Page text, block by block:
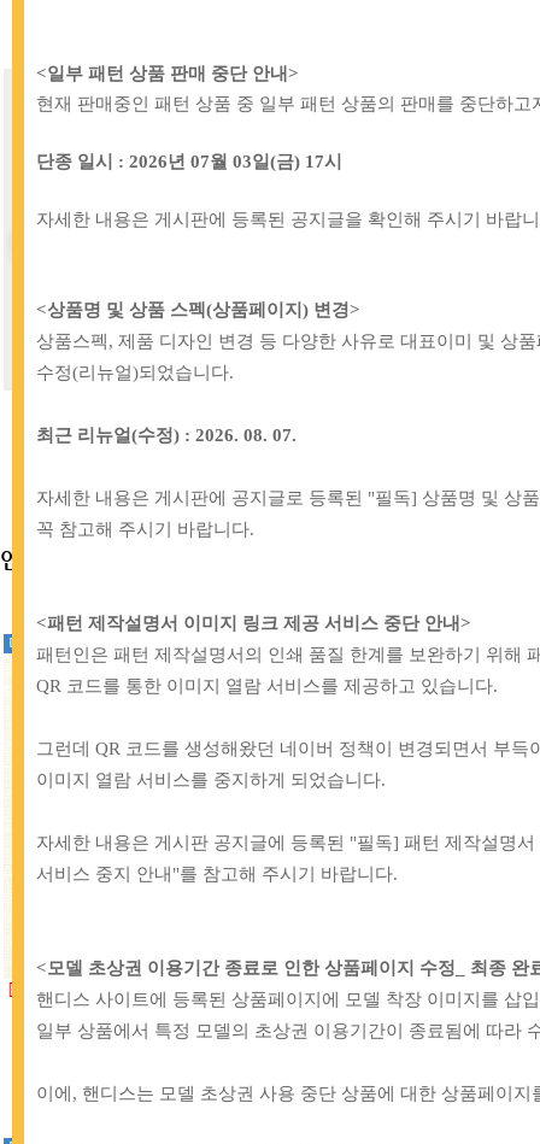
<일부 패턴 상품 판매 중단 안내>
현재 판매중인 패턴 상품 중 일부 패턴 상품의 판매를 중단하고
단종 일시 : 2026년 07월 03일(금) 17시
자세한 내용은 게시판에 등록된 공지글을 확인해 주시기 바랍
<상품명 및 상품 스펙(상품페이지 ) 변경>
상품스펙, 제품 디자인 변경 등 다양한 사유로 대표이미 및 상
수정(리뉴얼)되었습니다.
최근 리뉴얼(수정) : 2026. 08. 07.
자세한 내용은 게시판에 공지글로 등록된 "필독] 상품명 및 상
꼭 참고해 주시기 바랍니 다.
<패턴 제작설명서 이미지 링크 제공 서비스 중단 안내>
패턴인은 패턴 제작설명서의 인쇄 품질 한계를 보완하기 위해
QR 코드를 통한 이미지 열람 서비스를 제공하고 있습니다.
그런데 QR 코드를 생성해왔던 네이버 정책이 변경되면서 부득
이미지 열람 서비스를 중지하게 되었습니다.
자세한 내용은 게시판 공지글에 등록된 "필독] 패턴 제작설명
서비스 중지 안내"를 참고해 주시기 바랍니다.
<모델 초상권 이용기간 종료로 인한 상품페이지 수정_ 최종 완
핸디스 사이트에 등록된 상품페이지에 모델 착장 이미지를 삽
일부 상품에서 특정 모델의 초상권 이용기간이 종료됨에 따라
이에, 핸디스는 모델 초상권 사용 중단 상품에 대한 상품페이
80,000원
인기상품
[TT]
34-668 내경10mm 플라스틱 왈자
고리_블랙
900원
[BB]71-017 해피베어스 고나 T단추 티
단추 기구
32,000원